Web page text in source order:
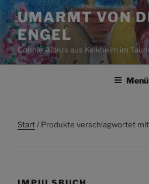
Zum
Inhalt
springen
UMARMT VON
ENGEL
Connie Albers aus Kelkheim im
Menü
Start / Produkte verschlagwortet